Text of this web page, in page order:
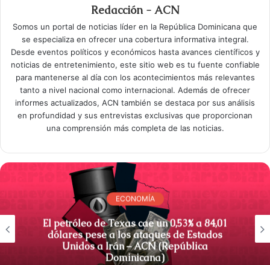
Redacción - ACN
Somos un portal de noticias líder en la República Dominicana que
se especializa en ofrecer una cobertura informativa integral.
Desde eventos políticos y económicos hasta avances científicos y
noticias de entretenimiento, este sitio web es tu fuente confiable
para mantenerse al día con los acontecimientos más relevantes
tanto a nivel nacional como internacional. Además de ofrecer
informes actualizados, ACN también se destaca por sus análisis
en profundidad y sus entrevistas exclusivas que proporcionan
una comprensión más completa de las noticias.
ECONOMÍA
El petróleo de Texas cae un 0,53% a 84,01
dólares pese a los ataques de Estados
Unidos a Irán – ACN (República
Dominicana)